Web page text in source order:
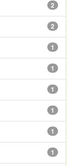
2
2
1
1
1
1
1
1